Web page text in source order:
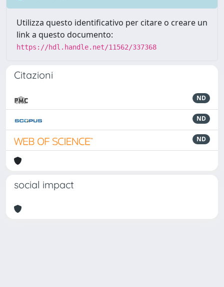
Utilizza questo identificativo per citare o creare un
link a questo documento:
https://hdl.handle.net/11562/337368
Citazioni
ND
ND
ND
social impact